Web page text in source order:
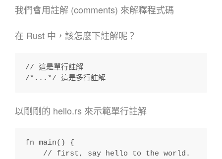
我們會用註解 (comments) 來解釋程式碼
在 Rust 中，該怎麼下註解呢？
// 這是單行註解
/*...*/ 這是多行註解
以剛剛的 hello.rs 來示範單行註解
fn main() {
    // first, say hello to the world.